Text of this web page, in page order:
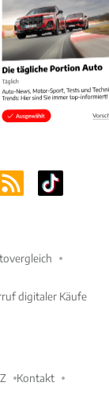
digitaler Käufe
Kontakt